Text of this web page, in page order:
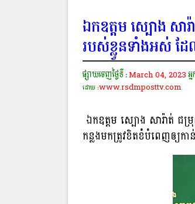
ឯកឧត្តម ស្បោង សារ៉
របស់ខ្លួនទាំងអស់ ដែ
ផ្សាយចេញថ្ងៃទី :March 04, 2023អ្
ដោយ :www.rsdmposttv.com
ឯកឧត្តម ស្បោង សារ៉ាត់ ជម្រុ
កន្លងមកត្រូវខិតខំបំពេញឲ្យក